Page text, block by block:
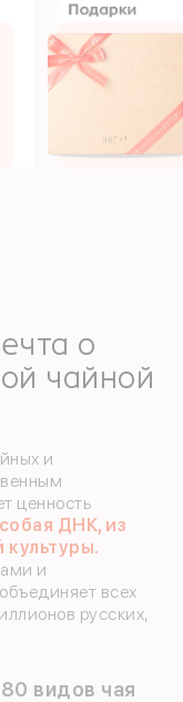
о
чайной
и
ценность
ДНК, из
культуры.
и
всех
русских,
видов чая